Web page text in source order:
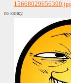
по клику.